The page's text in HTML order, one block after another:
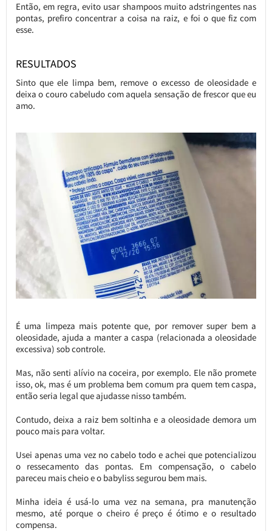
Então, em regra, evito usar shampoos muito adstringentes nas
pontas, prefiro concentrar a coisa na raiz, e foi o que fiz com
esse.
RESULTADOS
Sinto que ele limpa bem, remove o excesso de oleosidade e
deixa o couro cabeludo com aquela sensação de frescor que eu
amo.
É uma limpeza mais potente que, por remover super bem a
oleosidade, ajuda a manter a caspa (relacionada a oleosidade
excessiva) sob controle.
Mas, não senti alívio na coceira, por exemplo. Ele não promete
isso, ok, mas é um problema bem comum pra quem tem caspa,
então seria legal que ajudasse nisso também.
Contudo, deixa a raiz bem soltinha e a oleosidade demora um
pouco mais para voltar.
Usei apenas uma vez no cabelo todo e achei que potencializou
o ressecamento das pontas. Em compensação, o cabelo
pareceu mais cheio e o babyliss segurou bem mais.
Minha ideia é usá-lo uma vez na semana, pra manutenção
mesmo, até porque o cheiro é preço é ótimo e o resultado
compensa.